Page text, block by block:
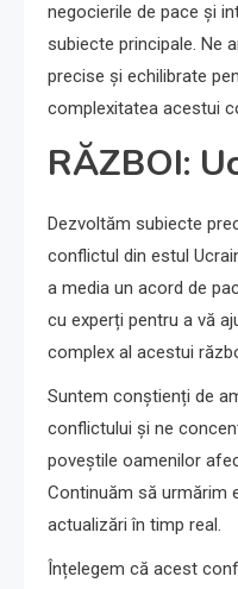
negocierile de pace și
subiecte principale. Ne
precise și echilibrate
complexitatea acestui
RĂZBOI:
Dezvoltăm subiecte
conflictul din estul
a media un acord de
cu experți pentru a vă
complex al acestui
Suntem conștienți de
conflictului și ne
poveștile oamenilor
Continuăm să urmărim
actualizări în timp real.
Înțelegem că acest